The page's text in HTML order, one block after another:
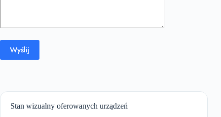
Stan wizualny oferowanych urządzeń